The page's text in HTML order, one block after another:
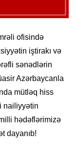
ofisində
iştirakı və
sənədlərin
Azərbaycanla
mütləq hiss
nailiyyətin
hədəflərimizə
dayanıb!